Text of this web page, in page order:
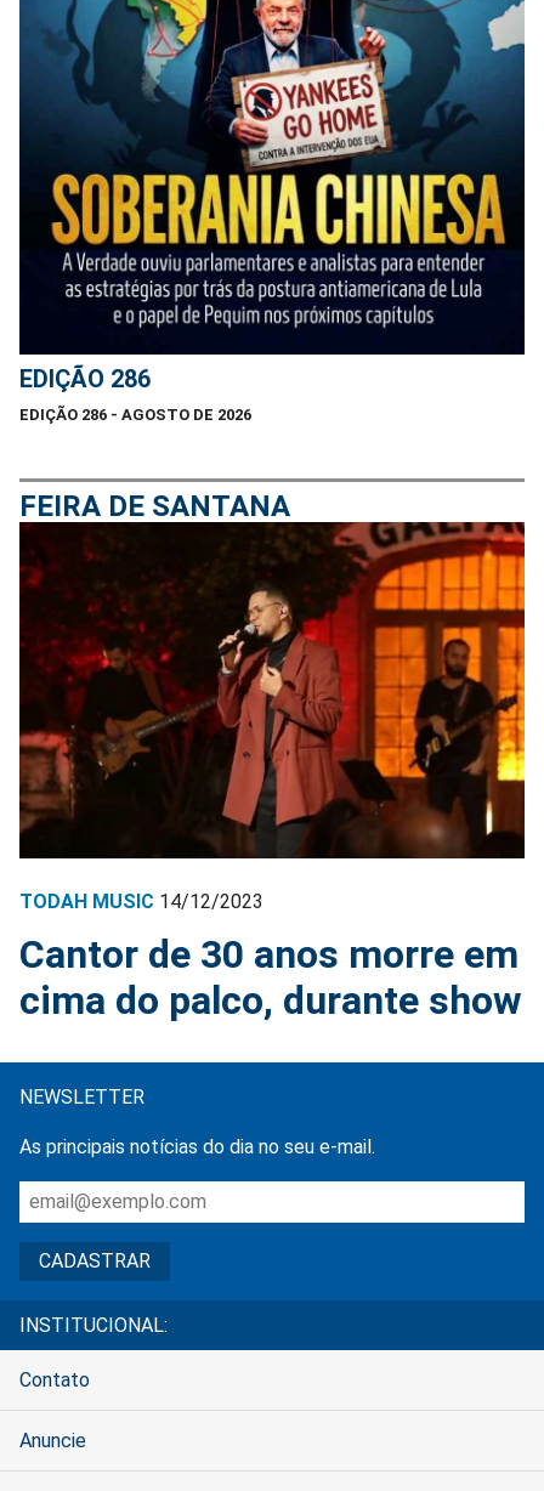
EDIÇÃO 286
EDIÇÃO 286 - AGOSTO DE 2026
FEIRA DE SANTANA
TODAH MUSIC 14/12/2023
Cantor de 30 anos morre em
cima do palco, durante show
NEWSLETTER
As principais notícias do dia no seu e-mail.
INSTITUCIONAL:
Contato
Anuncie